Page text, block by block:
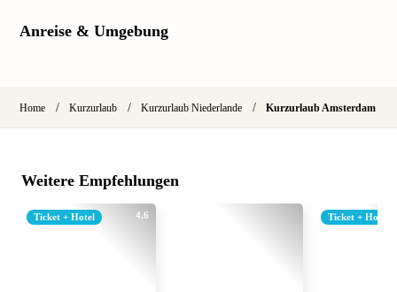
Anreise & Umgebung
Home / Kurzurlaub / Kurzurlaub Niederlande / Kurzurlaub Amsterdam
Weitere Empfehlungen
4.6
Ticket + Hotel Ticket + Hotel